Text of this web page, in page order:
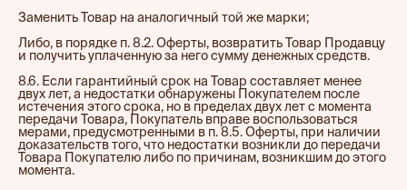
Заменить Товар на аналогичный той же марки;
Либо, в порядке п. 8.2. Оферты, возвратить Товар Продавцу
и получить уплаченную за него сумму денежных средств.
8.6. Если гарантийный срок на Товар составляет менее
двух лет, а недостатки обнаружены Покупателем после
истечения этого срока, но в пределах двух лет с момента
передачи Товара, Покупатель вправе воспользоваться
мерами, предусмотренными в п. 8.5. Оферты, при наличии
доказательств того, что недостатки возникли до передачи
Товара Покупателю либо по причинам, возникшим до этого
момента.